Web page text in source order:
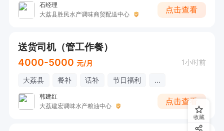
石经理
大荔县胜民水产调味商贸配送中心
点击查看
送货司机（管工作餐）
4000-5000 元/月 1小时前
大荔县 餐补 话补 节日福利 ...
韩建红
大荔建宏调味水产粮油中心
点击查看
收藏